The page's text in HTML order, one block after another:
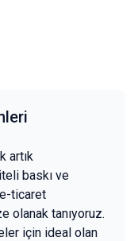
artık
baskı ve
ticaret
olanak tanıyoruz.
için ideal olan